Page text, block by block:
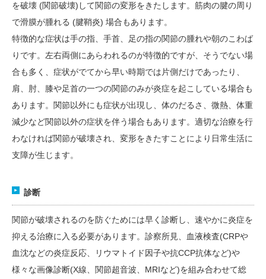
を破壊 (関節破壊)して関節の変形をきたします。筋肉の腱の周り
で滑膜が腫れる (腱鞘炎) 場合もあります。
特徴的な症状は手の指、手首、足の指の関節の腫れや朝のこわば
りです。左右両側にあらわれるのが特徴的ですが、そうでない場
合も多く、症状がでてから早い時期では片側だけであったり、
肩、肘、膝や足首の一つの関節のみが炎症を起こしている場合も
あります。関節以外にも症状が出現し、体のだるさ、微熱、体重
減少など関節以外の症状を伴う場合もあります。適切な治療を行
わなければ関節が破壊され、変形をきたすことにより日常生活に
支障が生じます。
診断
関節が破壊されるのを防ぐためには早く診断し、速やかに炎症を
抑える治療に入る必要があります。診察所見、血液検査(CRPや
血沈などの炎症反応、リウマトイド因子や抗CCP抗体など)や
様々な画像診断(X線、関節超音波、MRIなど)を組み合わせて総